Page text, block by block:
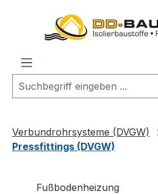
Zum Hauptinhalt springen
Verbundrohrsysteme (DVGW)
Pressfittings (DVGW)
Fußbodenheizung